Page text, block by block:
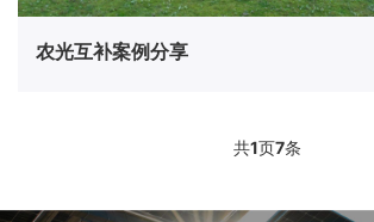
农光互补案例分享
共1页7条